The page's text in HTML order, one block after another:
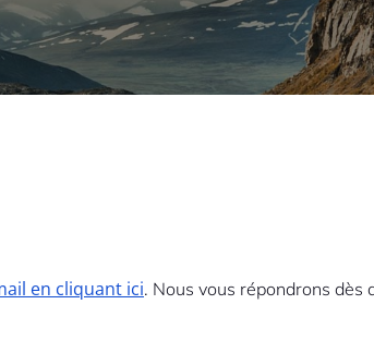
en cliquant ici. Nous vous répondrons dès